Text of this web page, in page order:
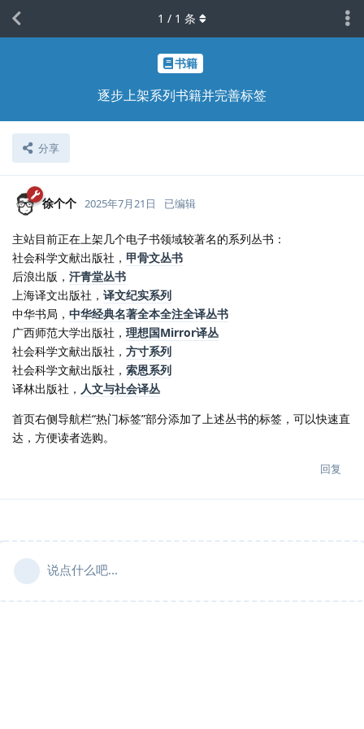
书籍
逐步上架系列书籍并完善标签
分享
1 / 1 条
徐个个 2025年7月21日 已编辑
主站目前正在上架几个电子书领域较著名的系列丛书：
社会科学文献出版社， 甲骨文丛书
后浪出版， 汗青堂丛书
上海译文出版社， 译文纪实系列
中华书局， 中华经典名著全本全注全译丛书
广西师范大学出版社， 理想国Mirror译丛
社会科学文献出版社， 方寸系列
社会科学文献出版社， 索恩系列
译林出版社， 人文与社会译丛
首页右侧导航栏“热门标签”部分添加了上述丛书的标签，可以快速直
达，方便读者选购。
回复
说点什么吧...